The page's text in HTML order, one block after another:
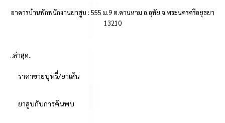
อาคารบ้านพักพนักงานยาสูบ : 555 ม.9 ต.คานหาม อ.อุทัย จ.พระนครศรีอยุธยา
13210
..ล่าสุด..
ราคาขายบุหรี่/ยาเส้น
ยาสูบกับการค้นพบ